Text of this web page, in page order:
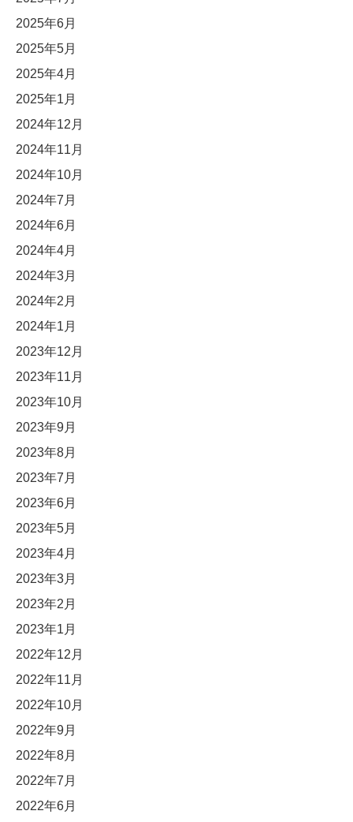
2025年6月
2025年5月
2025年4月
2025年1月
2024年12月
2024年11月
2024年10月
2024年7月
2024年6月
2024年4月
2024年3月
2024年2月
2024年1月
2023年12月
2023年11月
2023年10月
2023年9月
2023年8月
2023年7月
2023年6月
2023年5月
2023年4月
2023年3月
2023年2月
2023年1月
2022年12月
2022年11月
2022年10月
2022年9月
2022年8月
2022年7月
2022年6月